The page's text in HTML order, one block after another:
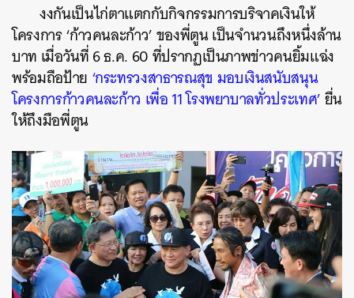
งงกันเป็นไก่ตาแตกกับกิจกรรมการบริจาคเงินให้
โครงการ ‘ก้าวคนละก้าว’ ของพี่ตูน เป็นจำนวนถึงหนึ่งล้าน
บาท เมื่อวันที่ 6 ธ.ค. 60 ที่ปรากฏเป็นภาพข่าวคนยิ้มแฉ่ง
พร้อมถือป้าย ‘กระทรวงสาธารณสุข มอบเงินสนับสนุน
โครงการก้าวคนละก้าว เพื่อ 11 โรงพยาบาลทั่วประเทศ’ยื่น
ให้ถึงมือพี่ตูน